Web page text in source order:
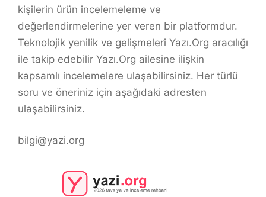
kişilerin ürün incelemeleme ve
değerlendirmelerine yer veren bir platformdur.
Teknolojik yenilik ve gelişmeleri Yazı.Org aracılığı
ile takip edebilir Yazı.Org ailesine ilişkin
kapsamlı incelemelere ulaşabilirsiniz. Her türlü
soru ve öneriniz için aşağıdaki adresten
ulaşabilirsiniz.
bilgi@yazi.org